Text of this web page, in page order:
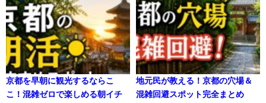
京都を早朝に観光するならこ
こ！混雑ゼロで楽しめる朝イチ
地元民が教える！京都の穴場＆
混雑回避スポット完全まとめ